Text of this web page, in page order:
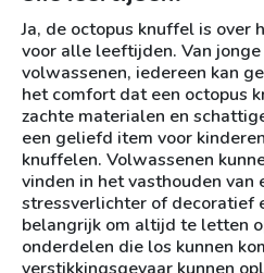
Ja, de octopus knuffel is over
voor alle leeftijden. Van
volwassenen, iedereen kan
het comfort dat een octopus
zachte materialen en
een geliefd item voor
knuffelen. Volwassenen
vinden in het vasthouden van
stressverlichter of decoratief
belangrijk om altijd te letten
onderdelen die los kunnen